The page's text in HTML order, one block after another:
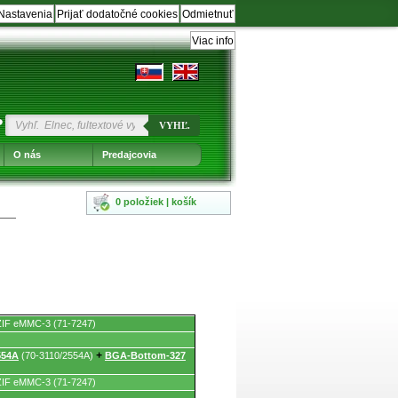
Odmietnuť
Prijať dodatočné cookies
Viac info
VYHĽ.
O nás Predajcovia
0 položiek | košík
eMMC-3 (71-7247)
(70-3110/2554A) + BGA-Bottom-327
eMMC-3 (71-7247)